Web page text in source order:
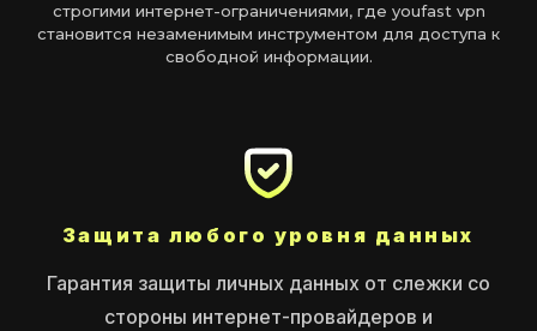
строгими интернет-ограничениями, где youfast vpn
становится незаменимым инструментом для доступа к
свободной информации.
Защита любого уровня данных
Гарантия защиты личных данных от слежки со
стороны интернет-провайдеров и